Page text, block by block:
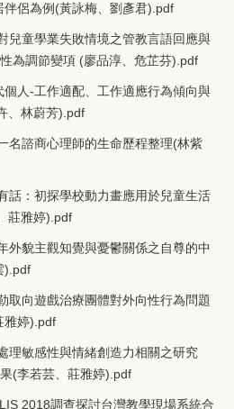
侶為例(黃詠梅、劉彥君).pdf
兒童學業失敗情境之管教言語回應與
為調節變項 (廖品淳、危芷芬).pdf
人-工作適配、工作適應行為傾向與
、林蔚芳).pdf
名諮商心理師的生命歷程整理(林紫
話：初探學校動力畫應用於兒童生活
莊雅婷).pdf
外貌主觀知覺與憂鬱關係之自尊的中
).pdf
取向遊戲治療團體對外向性行為問題
雅婷).pdf
理敏感性與情緒創造力相關之研究
(李若芸、莊雅婷).pdf
2018調查探討台灣教學現場系統合